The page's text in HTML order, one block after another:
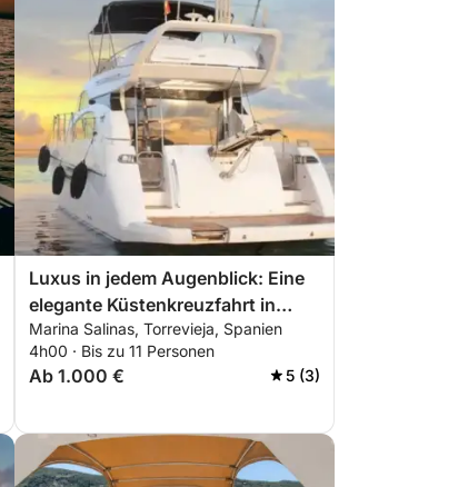
Luxus in jedem Augenblick: Eine
elegante Küstenkreuzfahrt in
Torrevieja
Marina Salinas, Torrevieja, Spanien
4h00 · Bis zu 11 Personen
Ab 1.000 € 5 (3)